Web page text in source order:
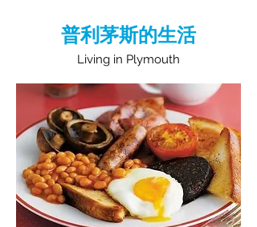
普利茅斯的生活
Living in Plymouth